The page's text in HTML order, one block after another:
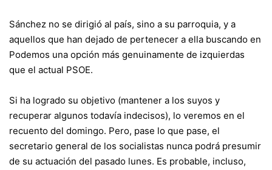
Sánchez no se dirigió al país, sino a su parroquia, y a
aquellos que han dejado de pertenecer a ella buscando en
Podemos una opción más genuinamente de izquierdas
que el actual PSOE.
Si ha logrado su objetivo (mantener a los suyos y
recuperar algunos todavía indecisos), lo veremos en el
recuento del domingo. Pero, pase lo que pase, el
secretario general de los socialistas nunca podrá presumir
de su actuación del pasado lunes. Es probable, incluso,